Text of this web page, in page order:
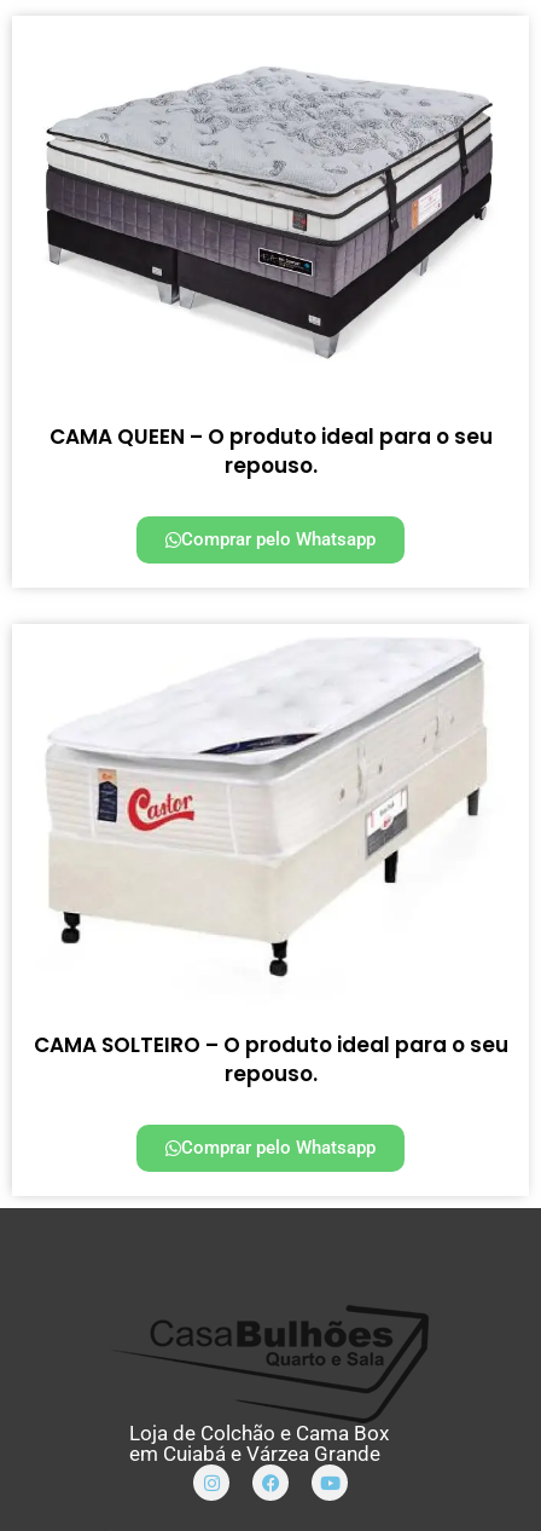
CAMA QUEEN – O produto ideal para o seu
repouso.
Comprar pelo Whatsapp
CAMA SOLTEIRO – O produto ideal para o seu
repouso.
Comprar pelo Whatsapp
Loja de Colchão e Cama Box
em Cuiabá e Várzea Grande